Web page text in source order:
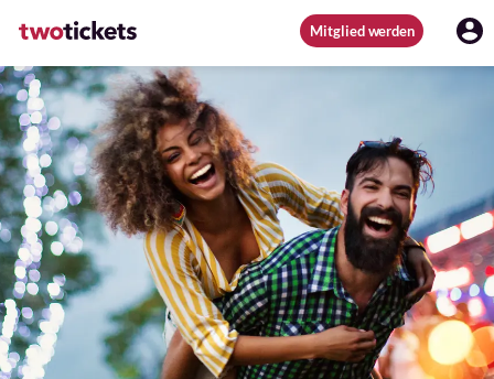
Mitglied werden